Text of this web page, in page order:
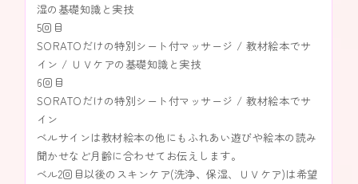
湿の基礎知識と実技
5回目
SORATOだけの特別シート付マッサージ / 教材絵本でサ
イン / ＵＶケアの基礎知識と実技
6回目
SORATOだけの特別シート付マッサージ / 教材絵本でサ
イン
ベルサインは教材絵本の他にもふれあい遊びや絵本の読み
聞かせなど月齢に合わせてお伝えします。
ベル2回目以後のスキンケア(洗浄、保湿、ＵＶケア)は希望